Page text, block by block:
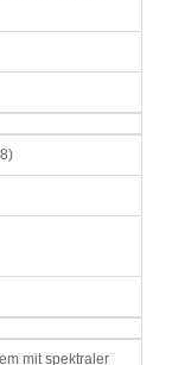
mit spektraler